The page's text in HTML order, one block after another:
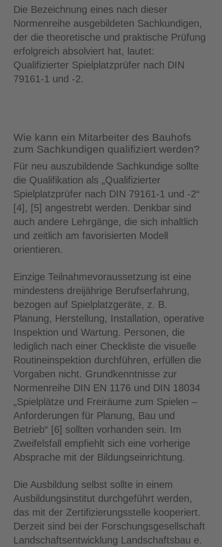
Die Bezeichnung eines nach dieser
Normenreihe ausgebildeten Sachkundigen,
der die theoretische und praktische Prüfung
erfolgreich absolviert hat, lautet:
Qualifizierter Spielplatzprüfer nach DIN
79161-1 und -2.
Wie kann ein Mitarbeiter des Bauhofs
zum Sachkundigen qualifiziert werden?
Für neu auszubildende Sachkundige sollte
die Qualifikation als „Qualifizierter
Spielplatzprüfer nach DIN 79161-1 und -2“
[4], [5] angestrebt werden. Denkbar sind
auch andere Lehrgänge, die sich inhaltlich
und zeitlich am favorisierten Modell
orientieren.
Einzige Teilnahmevoraussetzung ist eine
mindestens dreijährige Berufserfahrung,
bezogen auf Spielplatzgeräte, z. B.
Planung, Herstellung, Installation, operative
Inspektion und Wartung. Personen, die
lediglich nach einer Checkliste die visuelle
Routineinspektion durchführen, erfüllen die
Vorgaben nicht. Grundkenntnisse zur
Normenreihe DIN EN 1176 und DIN 18034
„Spielplätze und Freiräume zum Spielen –
Anforderungen für Planung, Bau und
Betrieb“ [6] sollten vorhanden sein. Im
Zweifelsfall empfiehlt sich eine vorherige
Absprache mit der Bildungseinrichtung.
Die Ausbildung selbst sollte in einem
Ausbildungsinstitut durchgeführt werden,
das mit der Zertifizierungsstelle kooperiert.
Derzeit sind bei der Forschungsgesellschaft
Landschaftsentwicklung Landschaftsbau e.